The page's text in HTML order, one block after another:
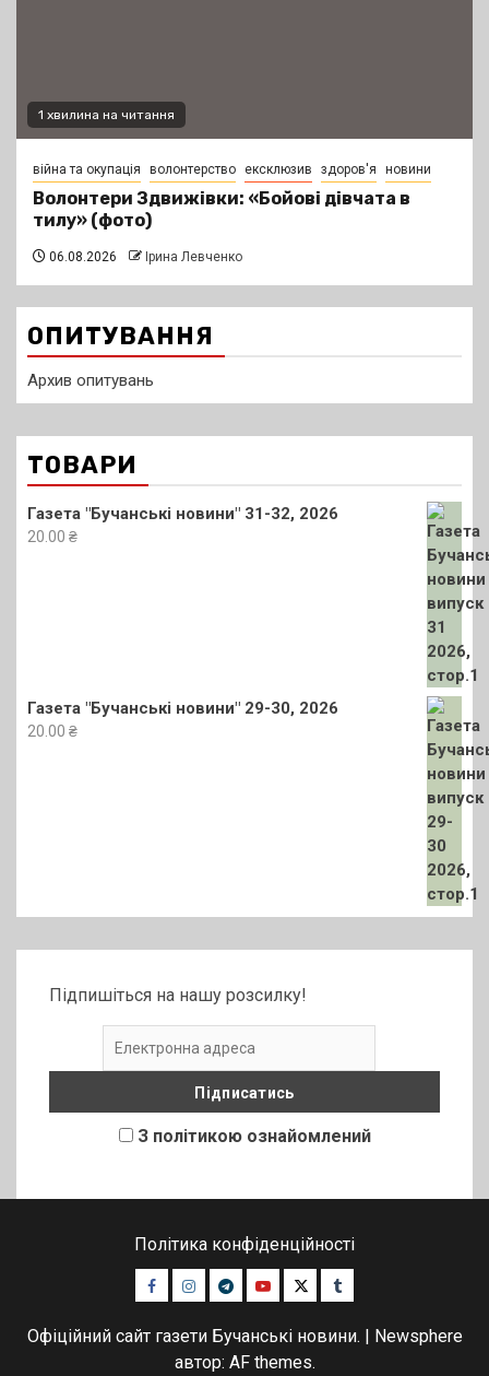
1 хвилина на читання
війна та окупація волонтерство ексклюзив здоров'я новини
Волонтери Здвижівки: «Бойові дівчата в
тилу» (фото)
06.08.2026 Ірина Левченко
ОПИТУВАННЯ
Архив опитувань
ТОВАРИ
Газета "Бучанські новини" 31-32, 2026
20.00 ₴
Газета "Бучанські новини" 29-30, 2026
20.00 ₴
Підпишіться на нашу розсилку!
З політикою ознайомлений
Політика конфіденційності
Facebook
Instagram
TelegramYoutubeTwitterTumblr
Офіційний сайт газети Бучанські новини.
Newsphere
автор: AF themes.